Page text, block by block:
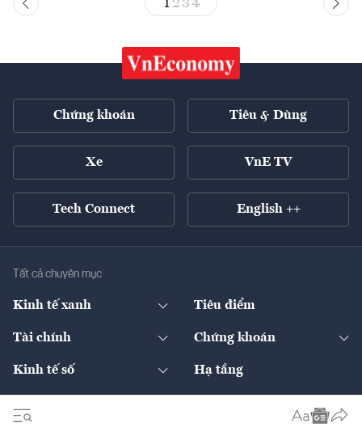
1 23 4
Chứng khoán Tiêu & Dùng
Xe VnE TV
Tech Connect English ++
Tất cả chuyên mục
Kinh tế xanh
Diễn đàn
Tiêu điểm
Tài chính
Ngân hàng
Thuế
Chứng khoán
Doanh nghiệp niêm yết
Kinh tế số
Sản phẩm - Thị trường
Tài sản số
Hạ tầng
Chính sách